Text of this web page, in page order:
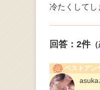
冷たくしてし
回答： 2件（
ベストアン
asuka